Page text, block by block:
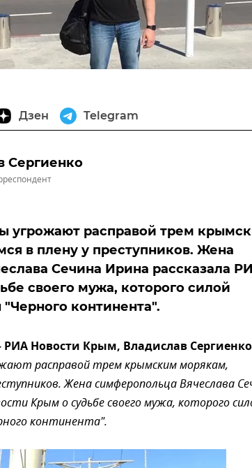
Дзен Telegram
Сергиенко
угрожают расправой трем
в плену у преступников. Жена
Сечина Ирина рассказала
своего мужа, которого силой
континента".
Новости Крым, Владислав
расправой трем крымским морякам,
Жена симферопольца Вячеслава
Крым о судьбе своего мужа, которого
континента".